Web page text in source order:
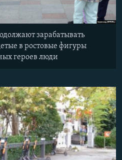
зарабатывать
в ростовые фигуры
героев люди